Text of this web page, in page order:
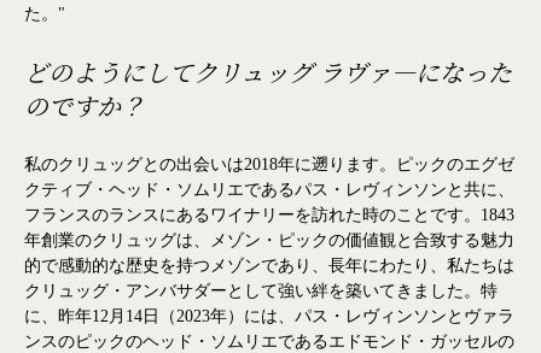
た。"
どのようにしてクリュッグ ラヴァ―になった
のですか？
私のクリュッグとの出会いは2018年に遡ります。ピックのエグゼ
クティブ・ヘッド・ソムリエであるパス・レヴィンソンと共に、
フランスのランスにあるワイナリーを訪れた時のことです。1843
年創業のクリュッグは、メゾン・ピックの価値観と合致する魅力
的で感動的な歴史を持つメゾンであり、長年にわたり、私たちは
クリュッグ・アンバサダーとして強い絆を築いてきました。特
に、昨年12月14日（2023年）には、パス・レヴィンソンとヴァラ
ンスのピックのヘッド・ソムリエであるエドモンド・ガッセルの